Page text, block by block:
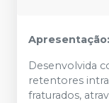
Apresentação:
Desenvolvida
retentores
fraturados,